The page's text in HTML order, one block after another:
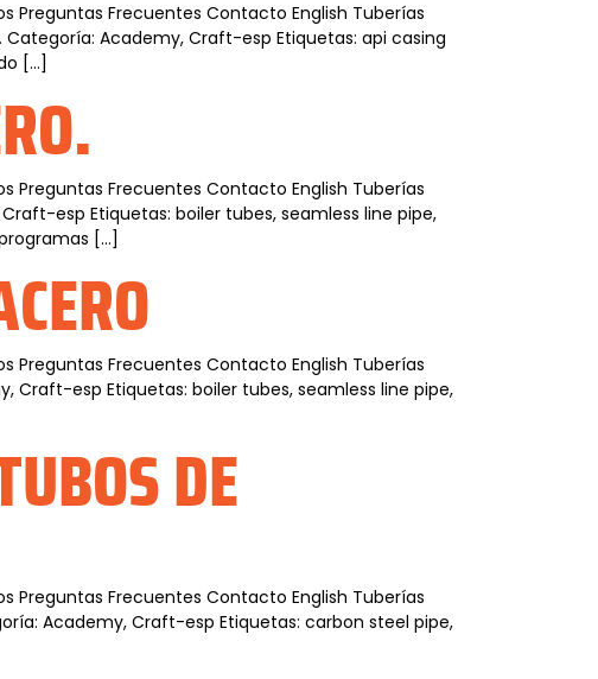
Preguntas Frecuentes Contacto English Tuberías
Academy, Craft-esp Etiquetas: api casing
[…]
Preguntas Frecuentes Contacto English Tuberías
esp Etiquetas: boiler tubes, seamless line pipe,
[…]
Preguntas Frecuentes Contacto English Tuberías
Craft-esp Etiquetas: boiler tubes, seamless line pipe,
DE
Preguntas Frecuentes Contacto English Tuberías
Academy, Craft-esp Etiquetas: carbon steel pipe,